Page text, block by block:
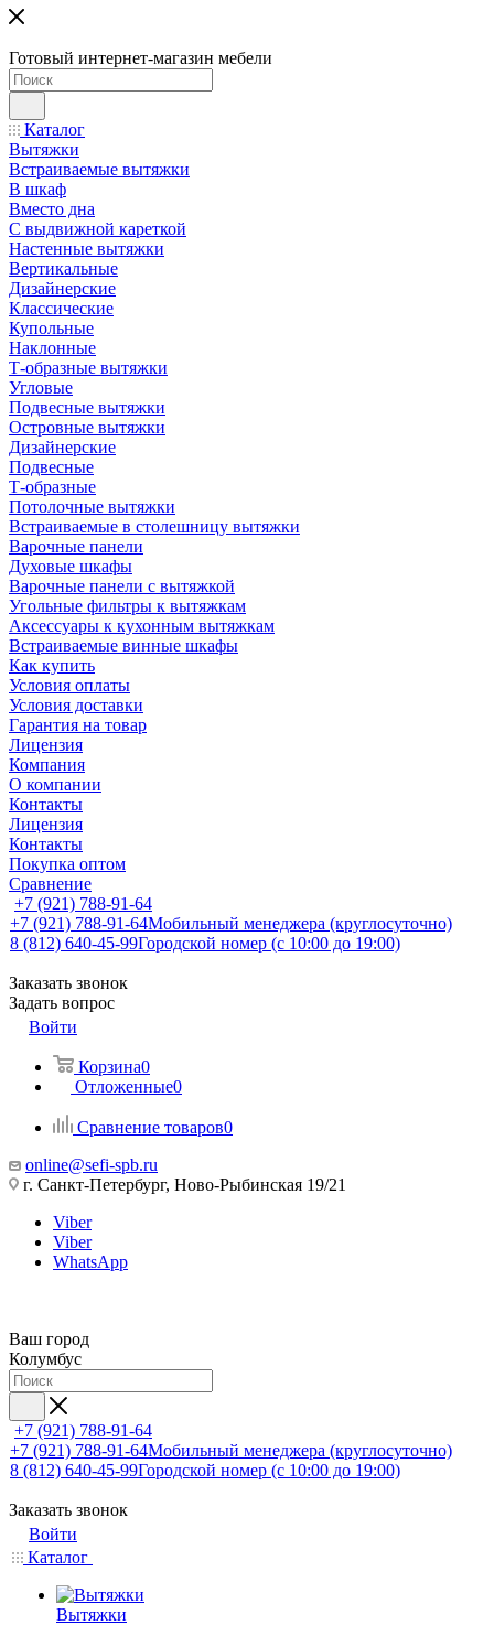
Готовый интернет-магазин мебели
Каталог
Вытяжки
Встраиваемые вытяжки
В шкаф
Вместо дна
С выдвижной кареткой
Настенные вытяжки
Вертикальные
Дизайнерские
Классические
Купольные
Наклонные
Т-образные вытяжки
Угловые
Подвесные вытяжки
Островные вытяжки
Дизайнерские
Подвесные
Т-образные
Потолочные вытяжки
Встраиваемые в столешницу вытяжки
Варочные панели
Духовые шкафы
Варочные панели с вытяжкой
Угольные фильтры к вытяжкам
Аксессуары к кухонным вытяжкам
Встраиваемые винные шкафы
Как купить
Условия оплаты
Условия доставки
Гарантия на товар
Лицензия
Компания
О компании
Контакты
Лицензия
Контакты
Покупка оптом
Сравнение
+7 (921) 788-91-64
+7 (921) 788-91-64Мобильный менеджера (круглосуточно)
8 (812) 640-45-99Городской номер (с 10:00 до 19:00)
Заказать звонок
Задать вопрос
Войти
Корзина0
Отложенные0
Сравнение товаров0
online@sefi-spb.ru
г. Санкт-Петербург, Ново-Рыбинская 19/21
Viber
Viber
WhatsApp
Ваш город
Колумбус
+7 (921) 788-91-64
+7 (921) 788-91-64Мобильный менеджера (круглосуточно)
8 (812) 640-45-99Городской номер (с 10:00 до 19:00)
Заказать звонок
Войти
Каталог
Вытяжки